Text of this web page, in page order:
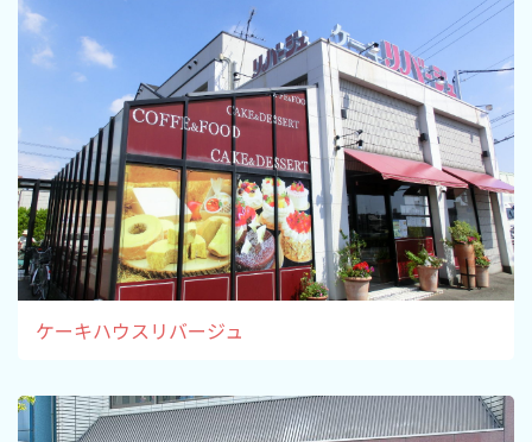
ケーキハウスリバージュ